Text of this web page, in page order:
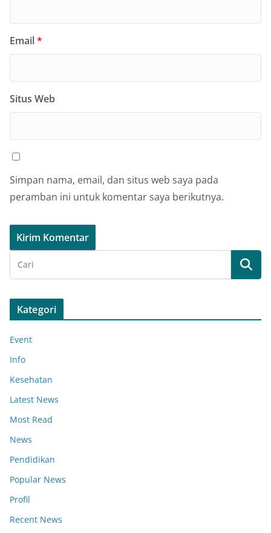
Email*
Situs Web
Simpan nama, email, dan situs web saya pada
peramban ini untuk komentar saya berikutnya.
Kategori
Event
Info
Kesehatan
Latest News
Most Read
News
Pendidikan
Popular News
Profil
Recent News